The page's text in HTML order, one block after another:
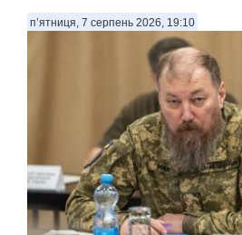
п’ятниця, 7 серпень 2026, 19:10